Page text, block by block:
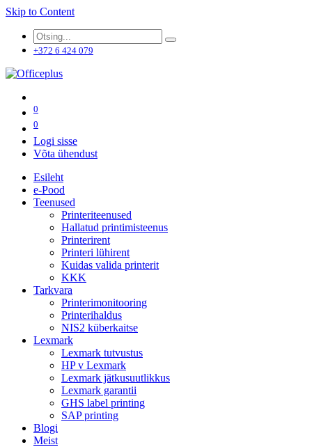
Skip to Content
+372 6 424 079
0
0
Logi sisse
Võta ühendust
Esileht
e-Pood
Teenused
Printeriteenused
Hallatud printimisteenus
Printerirent
Printeri lühirent
Kuidas valida printerit
KKK
Tarkvara
Printerimonitooring
Printerihaldus
NIS2 küberkaitse
Lexmark
Lexmark tutvustus
HP v Lexmark
Lexmark jätkusuutlikkus
Lexmark garantii
GHS label printing
SAP printing
Blogi
Meist